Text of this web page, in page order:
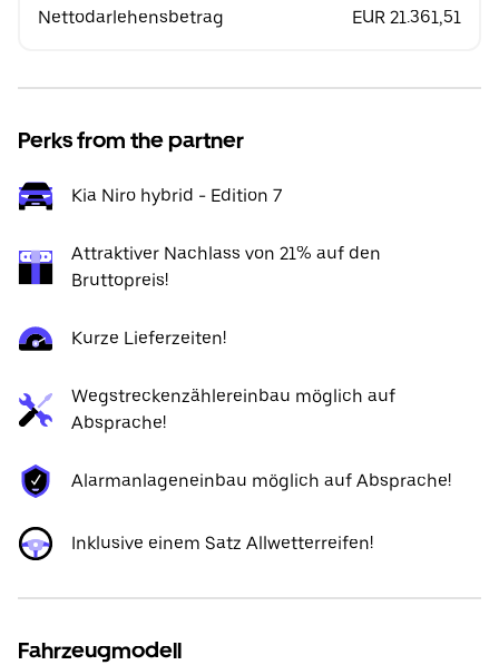
Nettodarlehensbetrag EUR 21.361,51
Perks from the partner
Kia Niro hybrid - Edition 7
Attraktiver Nachlass von 21% auf den
Bruttopreis!
Kurze Lieferzeiten!
Wegstreckenzählereinbau möglich auf
Absprache!
Alarmanlageneinbau möglich auf Absprache!
Inklusive einem Satz Allwetterreifen!
Fahrzeugmodell